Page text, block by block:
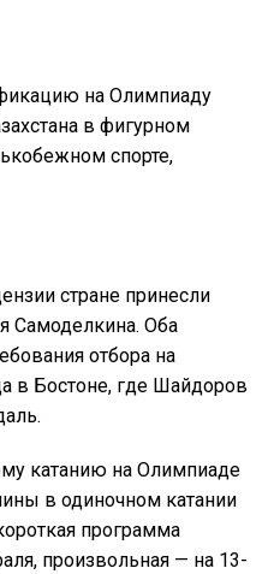
на Олимпиаду
в фигурном
спорте,
стране принесли
Самоделкина. Оба
отбора на
в Бостоне, где Шайдоров
катанию на Олимпиаде
в одиночном катании
программа
произвольная — на 13-